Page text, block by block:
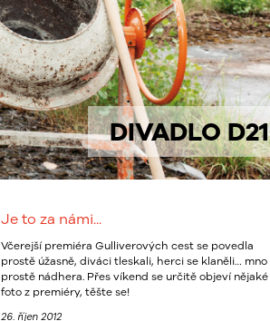
DIVADLO D21
Je to za námi...
Včerejší premiéra Gulliverových cest se povedla
prostě úžasně, diváci tleskali, herci se klaněli… mno
prostě nádhera. Přes víkend se určitě objeví nějaké
foto z premiéry, těšte se!
26. říjen 2012